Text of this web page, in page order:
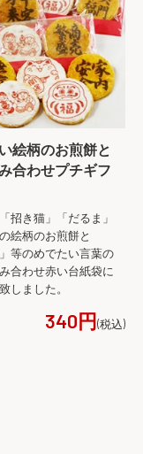
絵柄のお煎餅と
合わせプチギフ
招き猫」「だるま」
絵柄のお煎餅と
等のめでたい言葉の
合わせ赤い台紙袋に
しました。
340円(税込)